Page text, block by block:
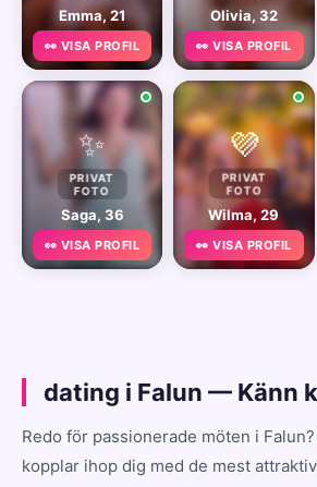
Emma, 21
👀 VISA PROFIL
Olivia, 32
👀 VISA PROFIL
✨
PRIVAT
FOTO
Saga, 36
👀 VISA PROFIL
💜
PRIVAT
FOTO
Wilma, 29
👀 VISA PROFIL
dating i Falun — Känn
Redo för passionerade möten i
kopplar ihop dig med de mest